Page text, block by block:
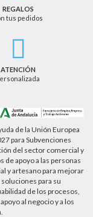
así
en la
de
web
REGALOS
tus pedidos
ATENCIÓN
de la Unión Europea
para Subvenciones
del sector comercial y
de apoyo a las personas
y artesano para mejorar
para su
de los procesos,
al negocio y a los